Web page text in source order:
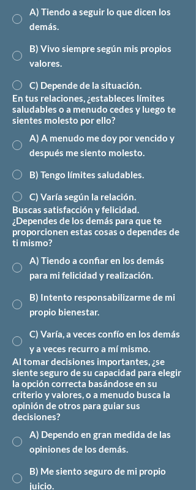
A) Tiendo a seguir lo que dicen los
demás.
B) Vivo siempre según mis propios
valores.
C) Depende de la situación.
En tus relaciones, ¿estableces límites
saludables o a menudo cedes y luego te
sientes molesto por ello?
A) A menudo me doy por vencido y
después me siento molesto.
B) Tengo límites saludables.
C) Varía según la relación.
Buscas satisfacción y felicidad.
¿Dependes de los demás para que te
proporcionen estas cosas o dependes de
ti mismo?
A) Tiendo a confiar en los demás
para mi felicidad y realización.
B) Intento responsabilizarme de mi
propio bienestar.
C) Varía, a veces confío en los demás
y a veces recurro a mí mismo.
Al tomar decisiones importantes, ¿se
siente seguro de su capacidad para elegir
la opción correcta basándose en su
criterio y valores, o a menudo busca la
opinión de otros para guiar sus
decisiones?
A) Dependo en gran medida de las
opiniones de los demás.
B) Me siento seguro de mi propio
juicio.